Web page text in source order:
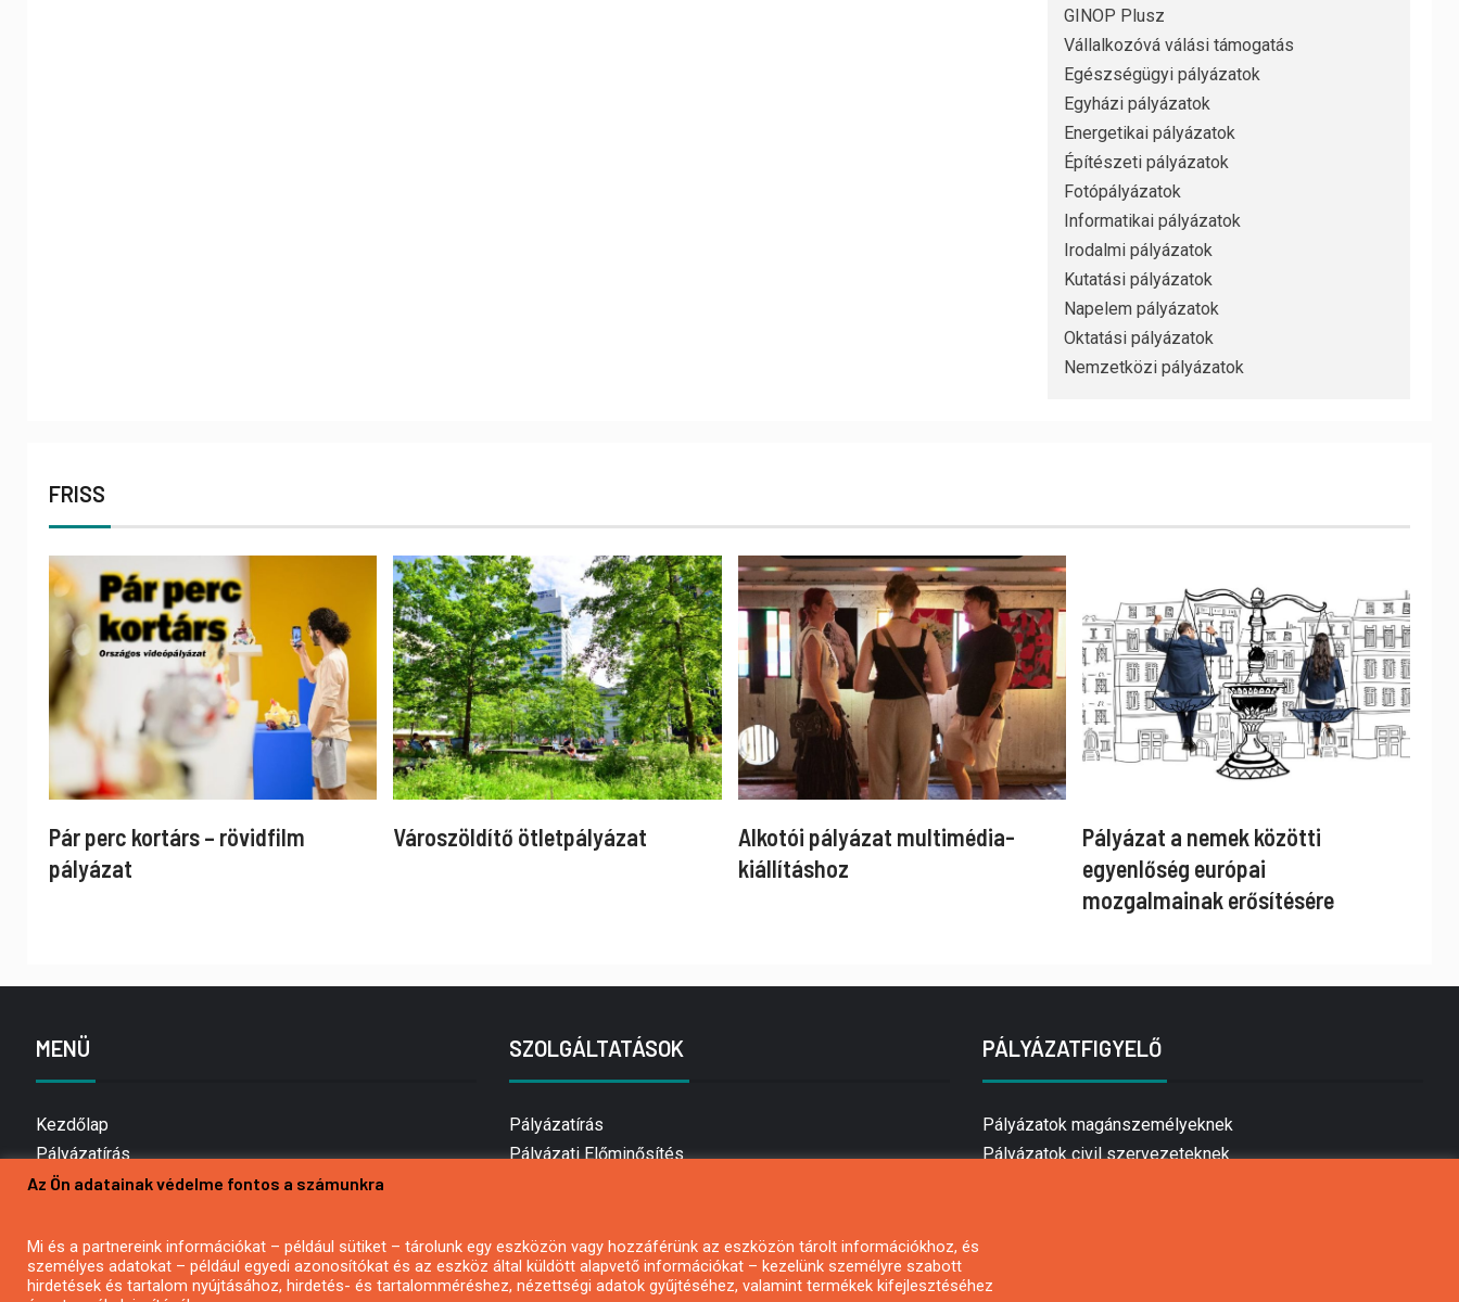
GINOP Plusz
Vállalkozóvá válási támogatás
Egészségügyi pályázatok
Egyházi pályázatok
Energetikai pályázatok
Építészeti pályázatok
Fotópályázatok
Informatikai pályázatok
Irodalmi pályázatok
Kutatási pályázatok
Napelem pályázatok
Oktatási pályázatok
Nemzetközi pályázatok
FRISS
Pár perc kortárs – rövidfilm
pályázat
Városzöldítő ötletpályázat
Alkotói pályázat multimédia-
kiállításhoz
Pályázat a nemek közötti
egyenlőség európai
mozgalmainak erősítésére
MENÜ
Kezdőlap
Pályázatírás
Bemutatkozás
Hírlevél feliratkozás
Impresszum
SZOLGÁLTATÁSOK
Pályázatírás
Pályázati Előminősítés
Mezőgazdasági pályázatírás
Pályázatírás magánszemélyeknek
PÁLYÁZATFIGYELŐ
Pályázatok magánszemélyeknek
Pályázatok civil szervezeteknek
Az Ön adatainak védelme fontos a számunkra
Mi és a partnereink információkat – például sütiket – tárolunk egy eszközön vagy hozzáférünk az eszközön tárolt információkhoz, és
személyes adatokat – például egyedi azonosítókat és az eszköz által küldött alapvető információkat – kezelünk személyre szabott
hirdetések és tartalom nyújtásához, hirdetés- és tartalomméréshez, nézettségi adatok gyűjtéséhez, valamint termékek kifejlesztéséhez